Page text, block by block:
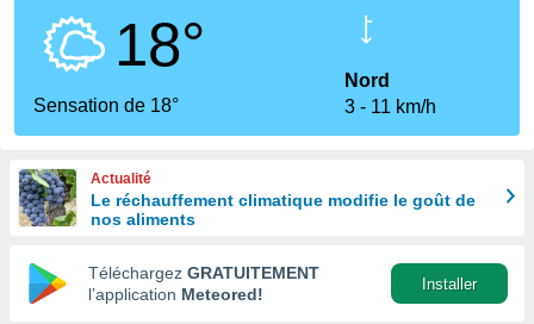
en
18°
Sensation de 18°
Nord
3
11 km/h
Actualité
Le réchauffement climatique modifie le goût de
nos aliments
Téléchargez GRATUITEMENT
l’application Meteored!
Installer